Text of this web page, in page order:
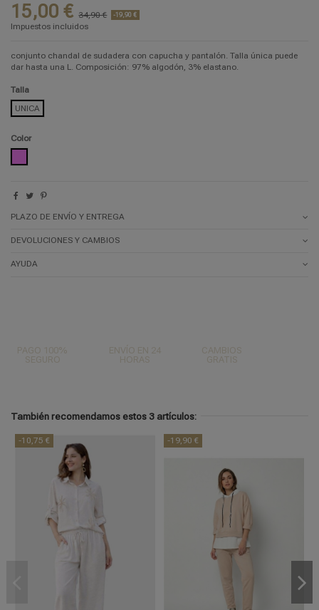
15,00 € 34,90 € -19,90 €
Impuestos incluidos
conjunto chandal de sudadera con capucha y pantalón. Talla única puede
dar hasta una L. Composición: 97% algodón, 3% elastano.
Talla
UNICA
Color
PLAZO DE ENVÍO Y ENTREGA
DEVOLUCIONES Y CAMBIOS
AYUDA
PAGO 100%
SEGURO
ENVÍO EN 24
HORAS
CAMBIOS
GRATIS
También recomendamos estos 3 artículos:
-10,75 € -19,90 €